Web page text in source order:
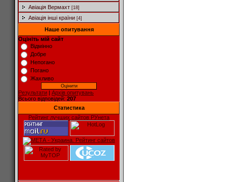
Авіація Вермахт [18]
Авіація інші країни [4]
Наше опитування
Оцініть мій сайт
Відмінно
Добре
Непогано
Погано
Жахливо
Результати | Архів опитувань
Всього відповідей: 207
Статистика
Рейтинг лучших сайтов РУнета